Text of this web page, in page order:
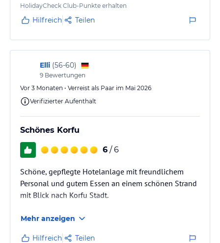
Eine tolle grüne Insel.optimal zum Erkunden
HolidayCheck Club-Punkte erhalten
Hilfreich Teilen
Elli (56-60)
9 Bewertungen
Vor 3 Monaten • Verreist als Paar im Mai 2026
Verifizierter Aufenthalt
Schönes Korfu
6 / 6
Schöne, gepflegte Hotelanlage mit freundlichem
Personal und gutem Essen an einem schönen Strand
mit Blick nach Korfu Stadt.
Mehr anzeigen
Hilfreich Teilen